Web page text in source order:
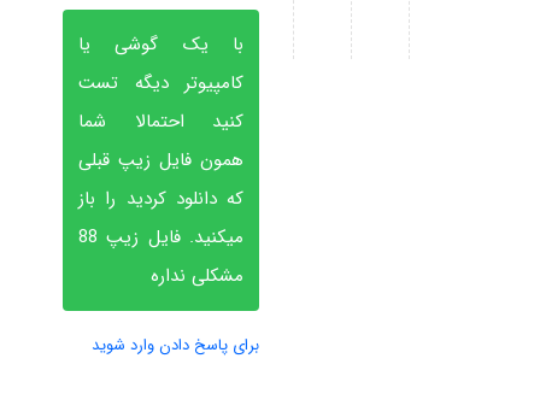
با یک گوشی یا
کامپیوتر دیگه تست
کنید احتمالا شما
همون فایل زیپ قبلی
که دانلود کردید را باز
میکنید. فایل زیپ 88
مشکلی نداره
برای پاسخ دادن وارد شوید